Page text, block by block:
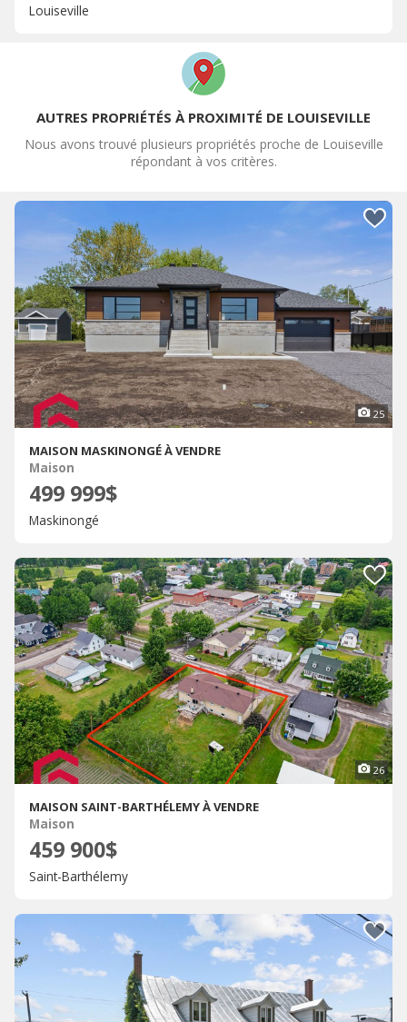
Louiseville
AUTRES PROPRIÉTÉS À PROXIMITÉ DE LOUISEVILLE
Nous avons trouvé plusieurs propriétés proche de Louiseville
répondant à vos critères.
25
MAISON MASKINONGÉ À VENDRE
Maison
499 999$
Maskinongé
26
MAISON SAINT-BARTHÉLEMY À VENDRE
Maison
459 900$
Saint-Barthélemy